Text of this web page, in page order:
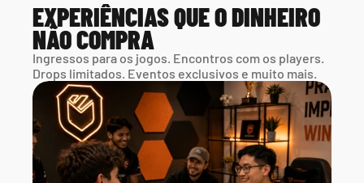
EXPERIÊNCIAS QUE O DINHEIRO
NÃO COMPRA
Ingressos para os jogos. Encontros com os players.
Drops limitados. Eventos exclusivos e muito mais.